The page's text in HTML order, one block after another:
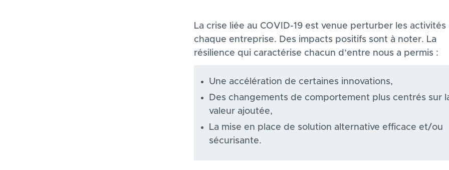
La crise liée au COVID-19 est venue perturber les activités
chaque entreprise. ​Des impacts positifs sont à noter. La
résilience qui caractérise chacun d’entre nous a permis​ :
Une accélération de certaines innovations​,
Des changements de comportement plus centrés sur
valeur ajoutée​,
La mise en place de solution alternative efficace et/ou
sécurisante.​